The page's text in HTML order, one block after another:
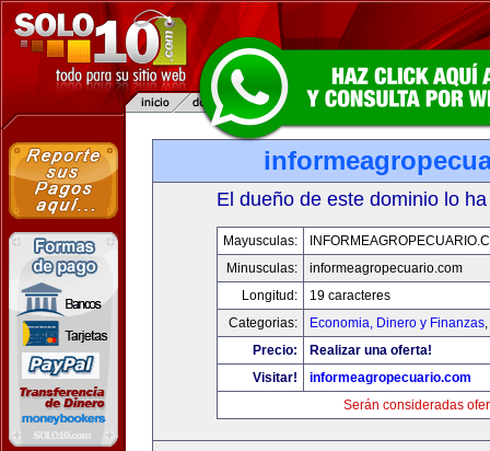
El dueño de este dominio lo
Mayusculas:
Minusculas:
informeagropecuario.com
Longitud:
19 caracteres
Categorias:
Economia, Dinero y Finanzas,
Precio:
Realizar una oferta!
Visitar!
informeagropecuario.com
Serán consideradas